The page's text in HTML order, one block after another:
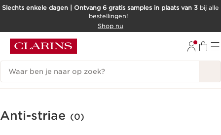
DOORGAAN NAAR INHOUD
Slechts enkele dagen | Ontvang 6 gratis samples in plaats van 3 bij alle
bestellingen!
Shop nu
Zoekgeschiedenis
Anti-striae (0)